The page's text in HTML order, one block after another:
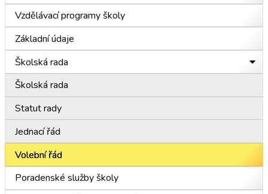
Vzdělávací programy školy
Základní údaje
Školská rada
Školská rada
Statut rady
Jednací řád
Volební řád
Poradenské služby školy